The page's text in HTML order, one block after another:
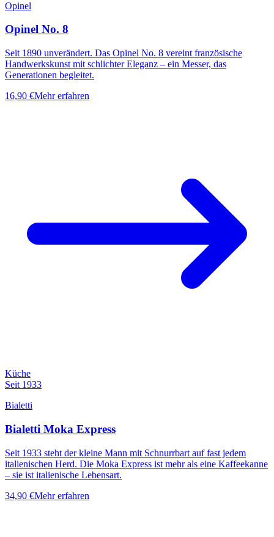
Opinel
Opinel No. 8
Seit 1890 unverändert. Das Opinel No. 8 vereint französische
Handwerkskunst mit schlichter Eleganz – ein Messer, das
Generationen begleitet.
16,90 €Mehr erfahren
Küche
Seit 1933
Bialetti
Bialetti Moka Express
Seit 1933 steht der kleine Mann mit Schnurrbart auf fast jedem
italienischen Herd. Die Moka Express ist mehr als eine Kaffeekanne
– sie ist italienische Lebensart.
34,90 €Mehr erfahren